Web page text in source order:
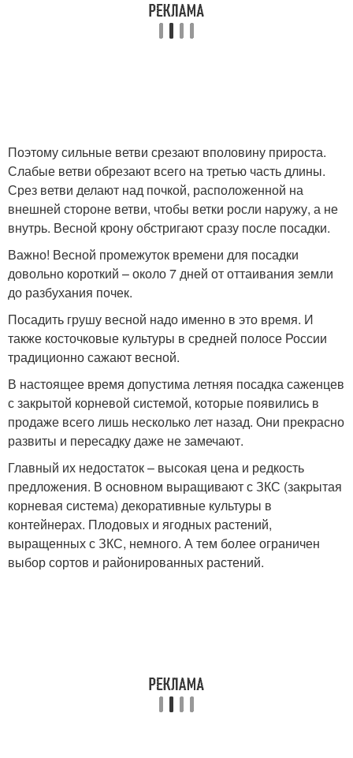
Поэтому сильные ветви срезают вполовину прироста.
Слабые ветви обрезают всего на третью часть длины.
Срез ветви делают над почкой, расположенной на
внешней стороне ветви, чтобы ветки росли наружу, а не
внутрь. Весной крону обстригают сразу после посадки.
Важно! Весной промежуток времени для посадки
довольно короткий – около 7 дней от оттаивания земли
до разбухания почек.
Посадить грушу весной надо именно в это время. И
также косточковые культуры в средней полосе России
традиционно сажают весной.
В настоящее время допустима летняя посадка саженцев
с закрытой корневой системой, которые появились в
продаже всего лишь несколько лет назад. Они прекрасно
развиты и пересадку даже не замечают.
Главный их недостаток – высокая цена и редкость
предложения. В основном выращивают с ЗКС (закрытая
корневая система) декоративные культуры в
контейнерах. Плодовых и ягодных растений,
выращенных с ЗКС, немного. А тем более ограничен
выбор сортов и районированных растений.